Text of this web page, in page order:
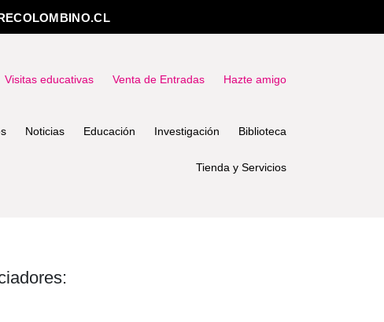
Visitas educativas Venta de Entradas Hazte amigo
Noticias Educación Investigación Biblioteca
Tienda y Servicios